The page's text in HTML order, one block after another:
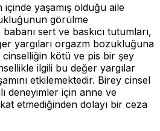
içinde yaşamış olduğu aile
görülme
sert ve baskıcı tutumları,
yargıları orgazm bozukluğuna
kötü ve pis bir şey
ilgili bu değer yargılar
etkilemektedir. Birey cinsel
deneyimler için anne ve
etmediğinden dolayı bir ceza